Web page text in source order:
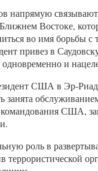
напрямую
Востоке,
во имя борьбы
привез в
и
США в Эр-
командования США,
роль в
террористической